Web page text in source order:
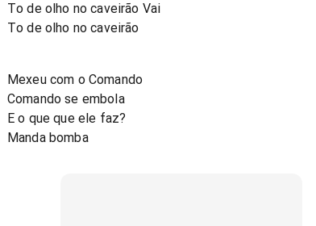
To de olho no caveirão Vai
To de olho no caveirão
Mexeu com o Comando
Comando se embola
E o que que ele faz?
Manda bomba